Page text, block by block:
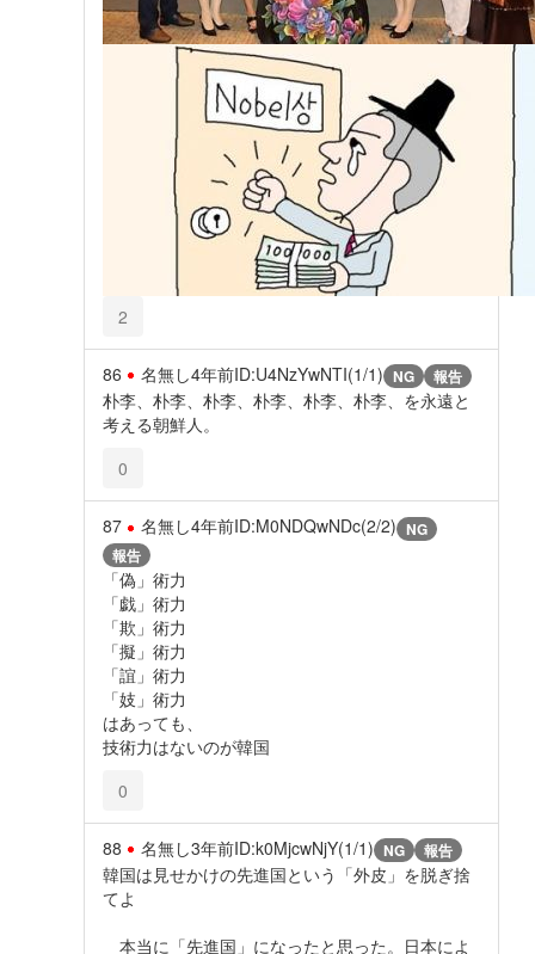
2
86 名無し4年前ID:U4NzYwNTI(1/1) NG 報告
朴李、朴李、朴李、朴李、朴李、朴李、を永遠と
考える朝鮮人。
0
87 名無し4年前ID:M0NDQwNDc(2/2) NG
報告
「偽」術力
「戯」術力
「欺」術力
「擬」術力
「誼」術力
「妓」術力
はあっても、
技術力はないのが韓国
0
88 名無し3年前ID:k0MjcwNjY(1/1) NG 報告
韓国は見せかけの先進国という「外皮」を脱ぎ捨
てよ
本当に「先進国」になったと思った。日本によ